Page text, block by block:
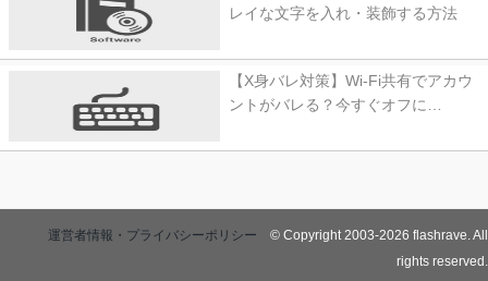
レイな文字を入れ・装飾する方法
【X身バレ対策】Wi-Fi共有でアカウ
ントがバレる？今すぐオフに…
運営者情報・プライバシーポリシー © Copyright 2003-2026 flashrave. All
rights reserved.